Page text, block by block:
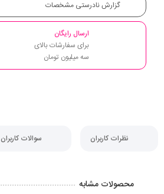
گزارش نادرستی مشخصات
ارسال رایگان
برای سفارشات بالای
سه میلیون تومان
نظرات کاربران سوالات کاربران
محصولات مشابه